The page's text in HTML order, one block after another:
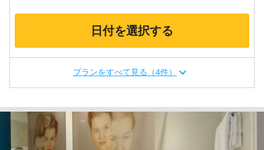
日付を選択する
プランをすべて見る（4件）